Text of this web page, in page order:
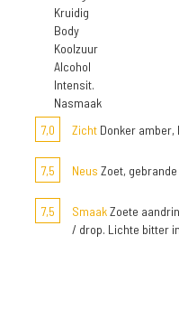
Kruidig
Body
Koolzuur
Alcohol
Intensit.
Nasmaak
7,0
Zicht Donker
7,5 Neus Zoet,
7,5 SmaakZoete
/ drop. Lichte bitter